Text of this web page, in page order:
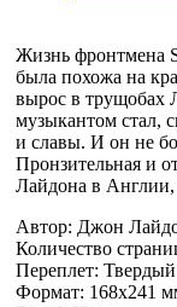
Жизнь фронтмена
была похожа на
вырос в трущобах
музыкантом стал,
и славы. И он не
Пронзительная и
Лайдона в Англии,
Автор: Джон
Количество
Переплет: Твердый
Формат: 168x241